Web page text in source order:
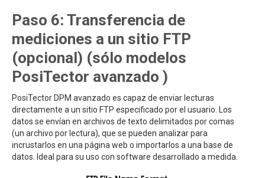
Paso 6: Transferencia de
mediciones a un sitio FTP
(opcional) (sólo modelos
PosiTector avanzado )
PosiTector DPM avanzado es capaz de enviar lecturas
directamente a un sitio FTP especificado por el usuario. Los
datos se envían en archivos de texto delimitados por comas
(un archivo por lectura), que se pueden analizar para
incrustarlos en una página web o importarlos a una base de
datos. Ideal para su uso con software desarrollado a medida.